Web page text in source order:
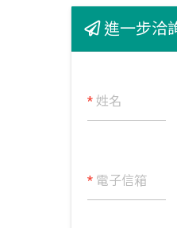
進一步洽
*姓名
*電子信箱